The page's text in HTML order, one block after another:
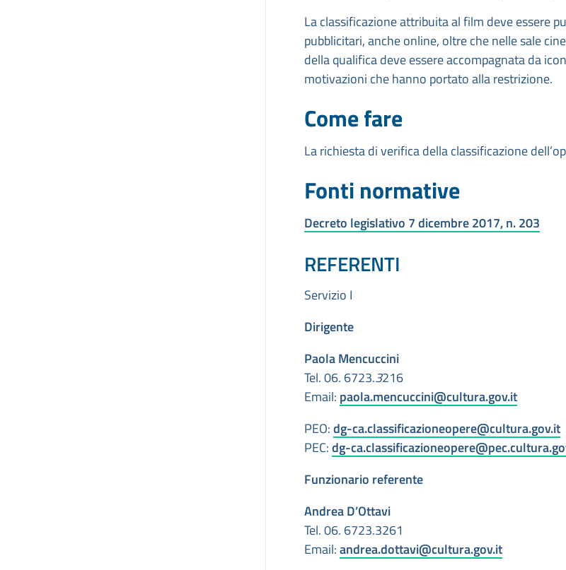
La classificazione attribuita al film deve essere
pubblicitari, anche online, oltre che nelle sale
della qualifica deve essere accompagnata da
motivazioni che hanno portato alla restrizione.
Come fare
La richiesta di verifica della classificazione
Fonti normative
Decreto legislativo 7 dicembre 2017, n. 203
REFERENTI
Servizio I
Dirigente
Paola Mencuccini
Tel. 06. 6723.3216
Email: paola.mencuccini@cultura.gov.it
PEO:dg-ca.classificazioneopere@cultura.gov.it
PEC:dg-
Funzionario referente
Andrea D’Ottavi
Tel. 06. 6723.3261
Email:andrea.dottavi@cultura.gov.it